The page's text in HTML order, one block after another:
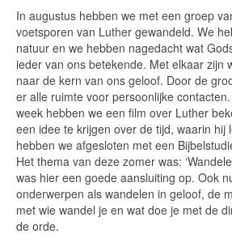
In augustus hebben we met een groep
voetsporen van Luther gewandeld. We
natuur en we hebben nagedacht wat
ieder van ons betekende. Met elkaar zijn
naar de kern van ons geloof. Door de
er alle ruimte voor persoonlijke
week hebben we een film over Luther
een idee te krijgen over de tijd, waarin hij
hebben we afgesloten met een
Het thema van deze zomer was:
was hier een goede aansluiting op. Ook
onderwerpen als wandelen in geloof, de
met wie wandel je en wat doe je met de
de orde.